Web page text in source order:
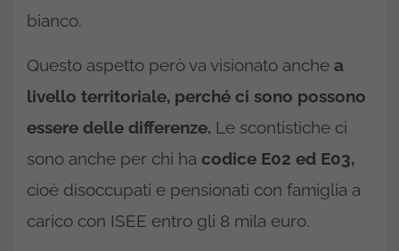
bianco.
Questo aspetto però va visionato anche a
livello territoriale, perché ci sono possono
essere delle differenze. Le scontistiche ci
sono anche per chi ha codice E02 ed E03,
cioè disoccupati e pensionati con famiglia a
carico con ISEE entro gli 8 mila euro.